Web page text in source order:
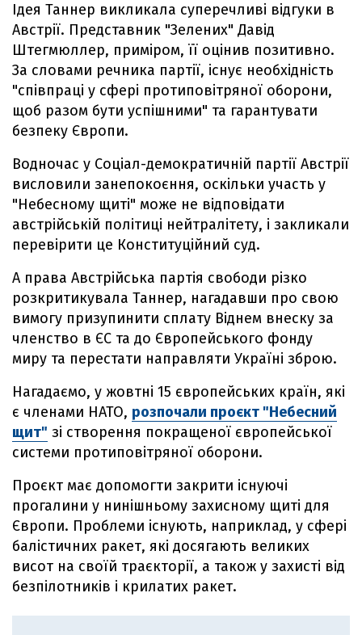
Ідея Таннер викликала суперечливі відгуки в
Австрії. Представник "Зелених" Давід
Штегмюллер, приміром, її оцінив позитивно.
За словами речника партії, існує необхідність
"співпраці у сфері протиповітряної оборони,
щоб разом бути успішними" та гарантувати
безпеку Європи.
Водночас у Соціал-демократичній партії Австрії
висловили занепокоєння, оскільки участь у
"Небесному щиті" може не відповідати
австрійській політиці нейтралітету, і закликали
перевірити це Конституційний суд.
А права Австрійська партія свободи різко
розкритикувала Таннер, нагадавши про свою
вимогу призупинити сплату Віднем внеску за
членство в ЄС та до Європейського фонду
миру та перестати направляти Україні зброю.
Нагадаємо, у жовтні 15 європейських країн, які
є членами НАТО, розпочали проєкт "Небесний
щит" зі створення покращеної європейської
системи протиповітряної оборони.
Проєкт має допомогти закрити існуючі
прогалини у нинішньому захисному щиті для
Європи. Проблеми існують, наприклад, у сфері
балістичних ракет, які досягають великих
висот на своїй траєкторії, а також у захисті від
безпілотників і крилатих ракет.